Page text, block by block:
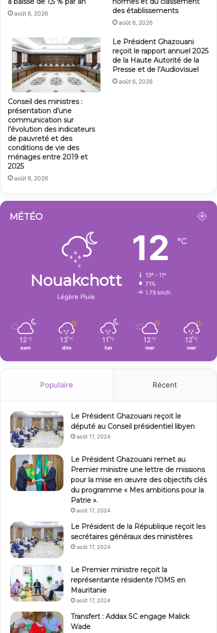
août 6, 2026
des établissements
août 6, 2026
Conseil des ministres :
présentation d’une
communication sur
l’évolution des indicateurs
de pauvreté et des
conditions de vie des
ménages entre 2019 et
2025
août 6, 2026
Le Président Ghazouani
reçoit le rapport annuel 2025
de la Haute Autorité de la
Presse et de l’Audiovisuel
août 6, 2026
MÉTÉO
Nouakchott
Légère Pluie
12 ℃
13º - 11º
71%
1.79 km/h
12 ℃
sam
13 ℃
dim
11 ℃
lun
12 ℃
mar
12 ℃
mer
Populaire Récent
Le Président Ghazouani reçoit le
député au Conseil présidentiel libyen
août 17, 2024
Le Président Ghazouani remet au
Premier ministre une lettre de missions
pour la mise en œuvre des objectifs clés
du programme « Mes ambitions pour la
Patrie ».
août 17, 2024
Le Président de la République reçoit les
secrétaires généraux des ministères
août 17, 2024
Le Premier ministre reçoit la
représentante résidente l’OMS en
Mauritanie
août 17, 2024
Transfert : Addax SC engage Malick
Wade